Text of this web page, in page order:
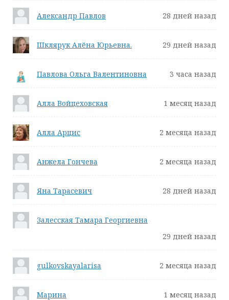
Александр Павлов 28 дней назад
Шклярук Алёна Юрьевна. 29 дней назад
Павлова Ольга Валентиновна 3 часа назад
Алла Войцеховская 1 месяц назад
Алла Арцис 2 месяца назад
Анжела Гончева 2 месяца назад
Яна Тарасевич 28 дней назад
Залесская Тамара Георгиевна
29 дней назад
gulkovskayalarisa 2 месяца назад
Марина 1 месяц назад